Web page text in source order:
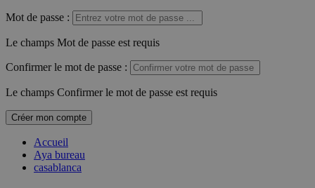
Mot de passe :
Le champs Mot de passe est requis
Confirmer le mot de passe :
Le champs Confirmer le mot de passe est requis
Créer mon compte
Accueil
Aya bureau
casablanca